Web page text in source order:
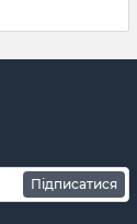
Підписатися